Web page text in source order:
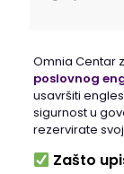
Omnia Centar
poslovnog
usavršiti
sigurnost u
rezervirate
Zašto